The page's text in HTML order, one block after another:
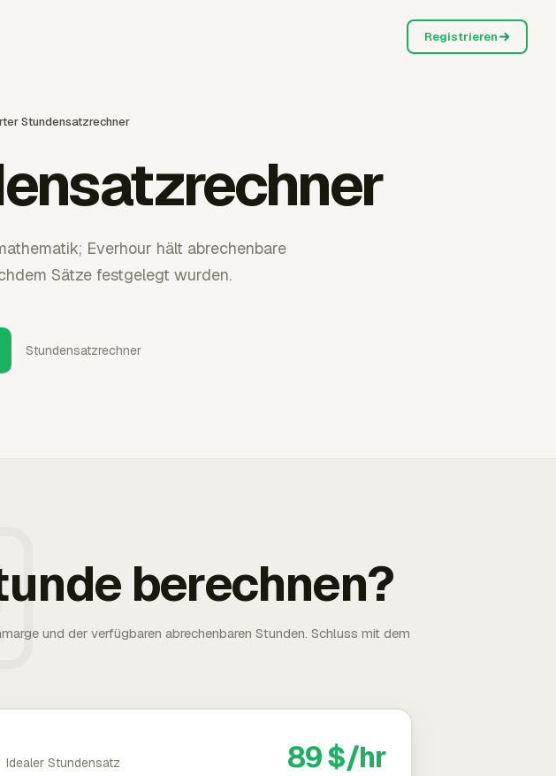
Registrieren
Stundensatzrechner
Everhour hält abrechenbare
Sätze festgelegt wurden.
Stundensatzrechner
berechnen?
und der verfügbaren abrechenbaren Stunden. Schluss mit dem
Idealer Stundensatz 89 $/hr